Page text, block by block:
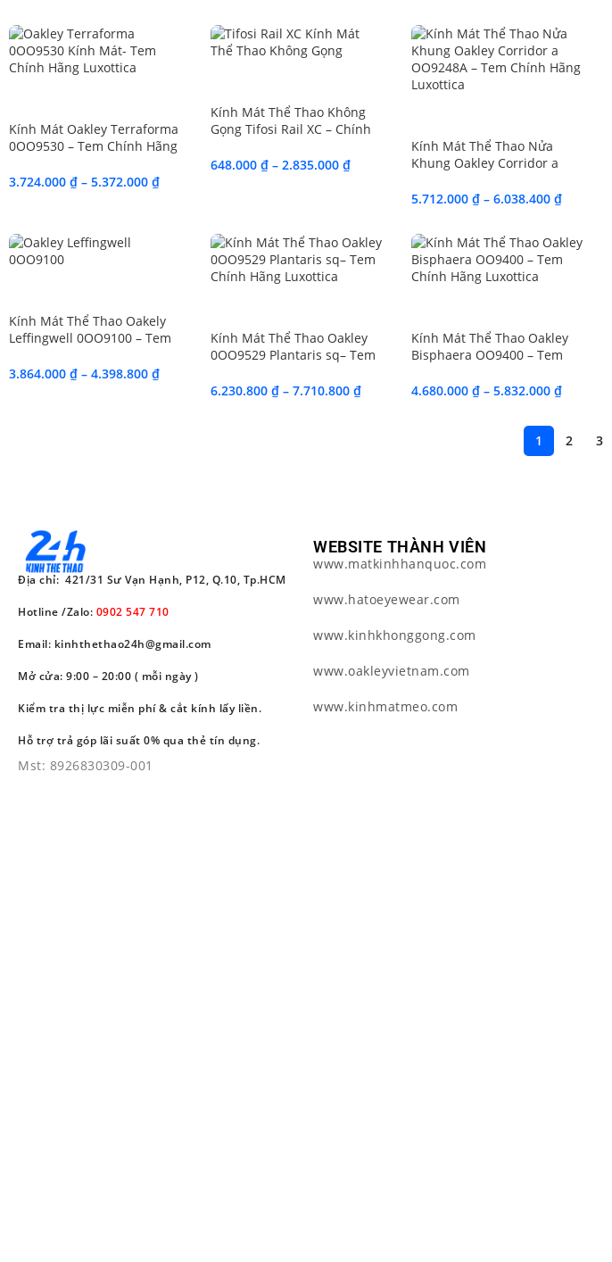
Kính Mát Oakley Terraforma
0OO9530 – Tem Chính Hãng
3.724.000 ₫ – 5.372.000 ₫
Kính Mát Thể Thao Không
Gọng Tifosi Rail XC – Chính
648.000 ₫ – 2.835.000 ₫
Kính Mát Thể Thao Nửa
Khung Oakley Corridor a
Luxottica
5.712.000₫ – 6.038.400₫
Kính Mát Thể Thao Oakely
Leffingwell 0OO9100 – Tem
3.864.000 ₫ – 4.398.800 ₫
Kính Mát Thể Thao Oakley
0OO9529 Plantaris sq– Tem
6.230.800 ₫ – 7.710.800 ₫
Kính Mát Thể Thao Oakley
Bisphaera OO9400 – Tem
4.680.000₫ – 5.832.000₫
1 2 3
Địa chỉ: 421/31 Sư Vạn Hạnh, P12, Q.10, Tp.HCM
Hotline /Zalo: 0902 547 710
Email: kinhthethao24h@gmail.com
Mở cửa: 9:00 – 20:00 ( mỗi ngày )
Kiểm tra thị lực miễn phí & cắt kính lấy liền.
Hỗ trợ trả góp lãi suất 0% qua thẻ tín dụng.
Mst: 8926830309-001
WEBSITE THÀNH VIÊN
www.matkinhhanquoc.com
www.hatoeyewear.com
www.kinhkhonggong.com
www.oakleyvietnam.com
www.kinhmatmeo.com